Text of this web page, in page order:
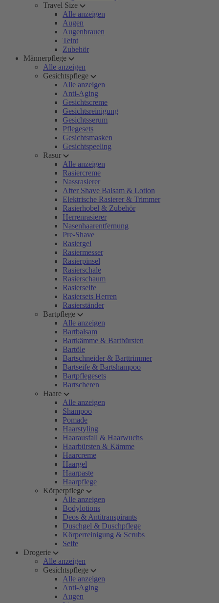
Travel Size
Alle anzeigen
Augen
Augenbrauen
Teint
Zubehör
Männerpflege
Alle anzeigen
Gesichtspflege
Alle anzeigen
Anti-Aging
Gesichtscreme
Gesichtsreinigung
Gesichtsserum
Pflegesets
Gesichtsmasken
Gesichtspeeling
Rasur
Alle anzeigen
Rasiercreme
Nassrasierer
After Shave Balsam & Lotion
Elektrische Rasierer & Trimmer
Rasierhobel & Zubehör
Herrenrasierer
Nasenhaarentfernung
Pre-Shave
Rasiergel
Rasiermesser
Rasierpinsel
Rasierschale
Rasierschaum
Rasierseife
Rasiersets Herren
Rasierständer
Bartpflege
Alle anzeigen
Bartbalsam
Bartkämme & Bartbürsten
Bartöle
Bartschneider & Barttrimmer
Bartseife & Bartshampoo
Bartpflegesets
Bartscheren
Haare
Alle anzeigen
Shampoo
Pomade
Haarstyling
Haarausfall & Haarwuchs
Haarbürsten & Kämme
Haarcreme
Haargel
Haarpaste
Haarpflege
Körperpflege
Alle anzeigen
Bodylotions
Deos & Antitranspirants
Duschgel & Duschpflege
Körperreinigung & Scrubs
Seife
Drogerie
Alle anzeigen
Gesichtspflege
Alle anzeigen
Anti-Aging
Augen